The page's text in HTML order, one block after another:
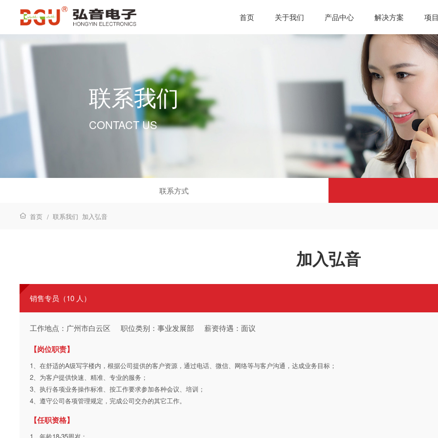
首页 关于我们 产品中心 解决方案 项
联系我们
CONTACT US
联系方式
首页 / 联系我们 加入弘音
加入弘音
销售专员（10 人）
工作地点：广州市白云区 职位类别：事业发展部 薪资待遇：面议
【岗位职责】
1、在舒适的A级写字楼内，根据公司提供的客户资源，通过电话、微信、网络等与客户沟通，达成业务目标；
2、为客户提供快速、精准、专业的服务；
3、执行各项业务操作标准、按工作要求参加各种会议、培训；
4、遵守公司各项管理规定，完成公司交办的其它工作。
【任职资格】